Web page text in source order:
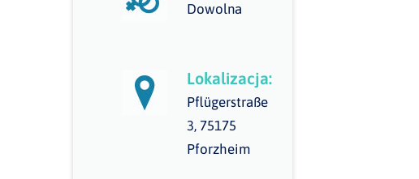
Dowolna
Lokalizacja:
Pflügerstraße
3, 75175
Pforzheim